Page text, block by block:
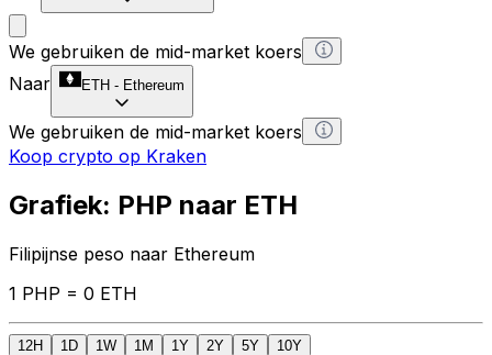
We gebruiken de mid-market koers
Naar
ETH - Ethereum
We gebruiken de mid-market koers
Koop crypto op Kraken
Grafiek: PHP naar ETH
Filipijnse peso naar Ethereum
1 PHP = 0 ETH
12H 1D 1W 1M 1Y 2Y 5Y 10Y